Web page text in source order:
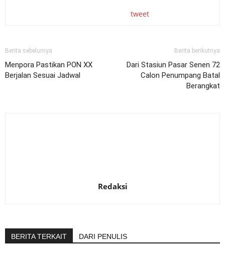
tweet
Berita sebelumya
Menpora Pastikan PON XX
Berjalan Sesuai Jadwal
Berita berikutnya
Dari Stasiun Pasar Senen 72
Calon Penumpang Batal
Berangkat
Redaksi
BERITA TERKAIT DARI PENULIS